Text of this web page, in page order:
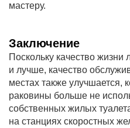
мастеру.
Заключение
Поскольку качество
и лучше, качество
местах также улучшается,
раковины больше не
собственных жилых
на станциях скоростных